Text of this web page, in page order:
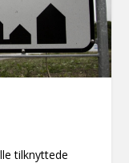
tilknyttede